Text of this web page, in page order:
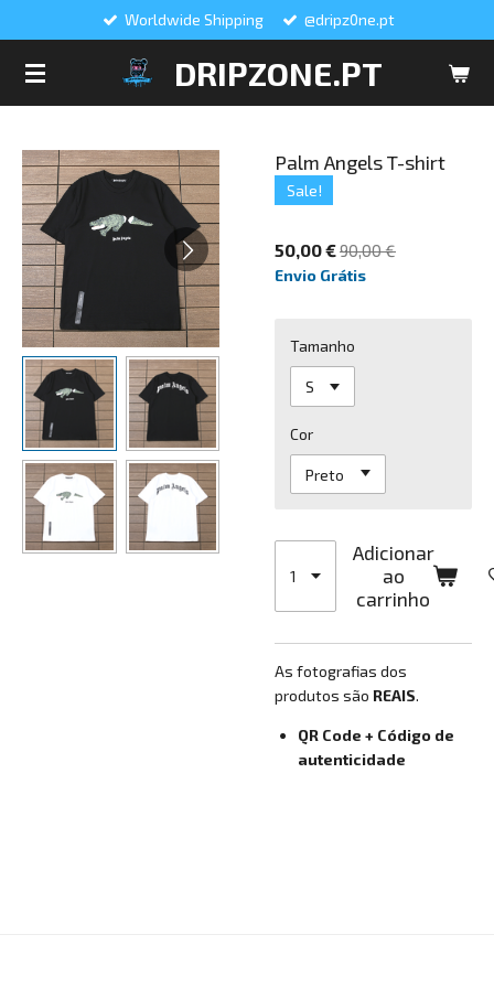
DRIPZONE.PT
Worldwide Shipping @dripz0ne.pt
Palm Angels T-shirt
Sale!
50,00 €90,00 €
Envio Grátis
Tamanho
Cor
Adicionar
ao
carrinho
As fotografias dos
produtos são REAIS.
QR Code + Código de
autenticidade